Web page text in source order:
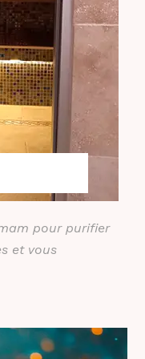
pour purifier
et vous